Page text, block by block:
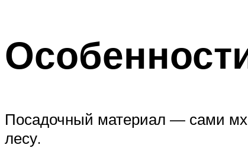
Посадочный материал — сами
лесу.